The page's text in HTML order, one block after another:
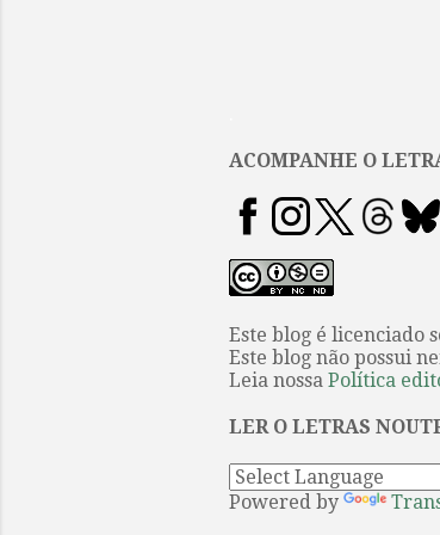
ACOMPANHE O
Este blog é licenciado
Este blog não possui
Leia nossa Política
LER O LETRAS
Powered by